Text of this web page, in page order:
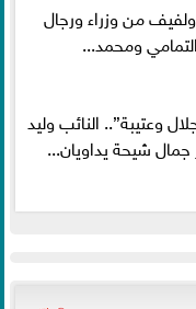
من وزراء ورجال
التمامي ومحمد...
وعتيبة”.. النائب وليد
جمال شيحة يداويان...